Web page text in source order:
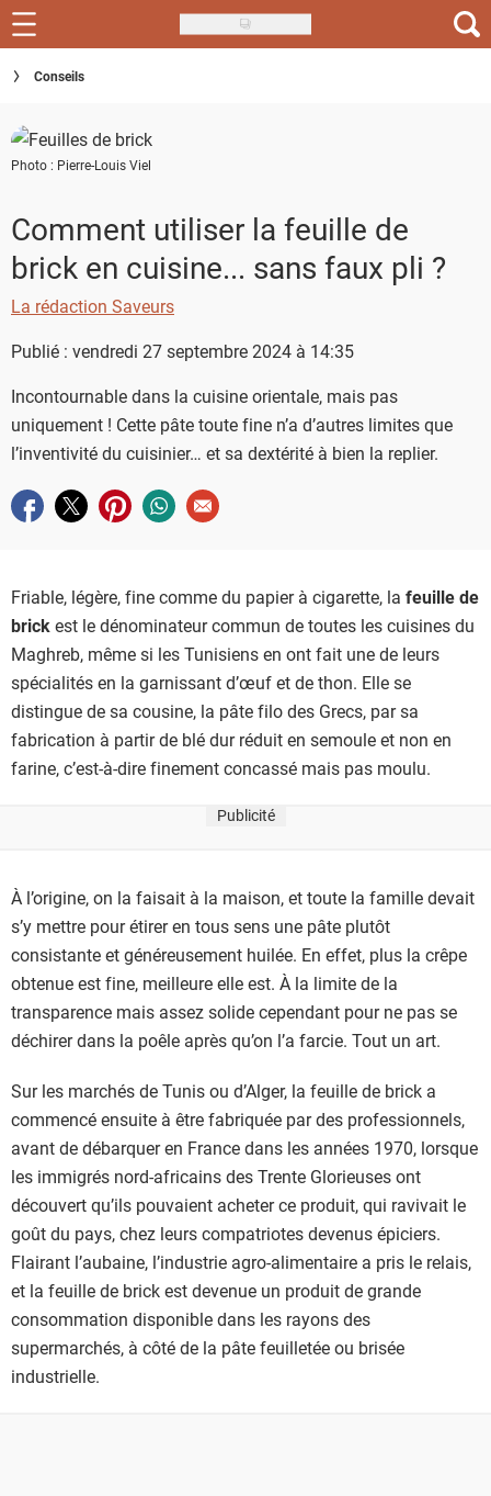
Skip
to
main
Recettes
Inspirations
Conseils
Menu de la semaine
Actus
Téléchargez l'app Saveurs Recettes
Index des recettes
Conseils
Photo : Pierre-Louis Viel
Comment utiliser la feuille de
brick en cuisine... sans faux pli ?
La rédaction Saveurs
Publié : vendredi 27 septembre 2024 à 14:35
Incontournable dans la cuisine orientale, mais pas
uniquement ! Cette pâte toute fine n’a d’autres limites que
l’inventivité du cuisinier… et sa dextérité à bien la replier.
Partager sur facebook
Partager sur twitter
Partager sur pinterest
Partager sur whatsapp
Envoyer à un ami
Friable, légère, fine comme du papier à cigarette, la feuille de
brickest le dénominateur commun de toutes les cuisines du
Maghreb, même si les Tunisiens en ont fait une de leurs
spécialités en la garnissant d’œuf et de thon. Elle se
distingue de sa cousine, la pâte filo des Grecs, par sa
fabrication à partir de blé dur réduit en semoule et non en
farine, c’est-à-dire finement concassé mais pas moulu.
Publicité
À l’origine, on la faisait à la maison, et toute la famille devait
s’y mettre pour étirer en tous sens une pâte plutôt
consistante et généreusement huilée. En effet, plus la crêpe
obtenue est fine, meilleure elle est. À la limite de la
transparence mais assez solide cependant pour ne pas se
déchirer dans la poêle après qu’on l’a farcie. Tout un art.
Sur les marchés de Tunis ou d’Alger, la feuille de brick a
commencé ensuite à être fabriquée par des professionnels,
avant de débarquer en France dans les années 1970, lorsque
les immigrés nord-africains des Trente Glorieuses ont
découvert qu’ils pouvaient acheter ce produit, qui ravivait le
goût du pays, chez leurs compatriotes devenus épiciers.
Flairant l’aubaine, l’industrie agro-alimentaire a pris le relais,
et la feuille de brick est devenue un produit de grande
consommation disponible dans les rayons des
supermarchés, à côté de la pâte feuilletée ou brisée
industrielle.